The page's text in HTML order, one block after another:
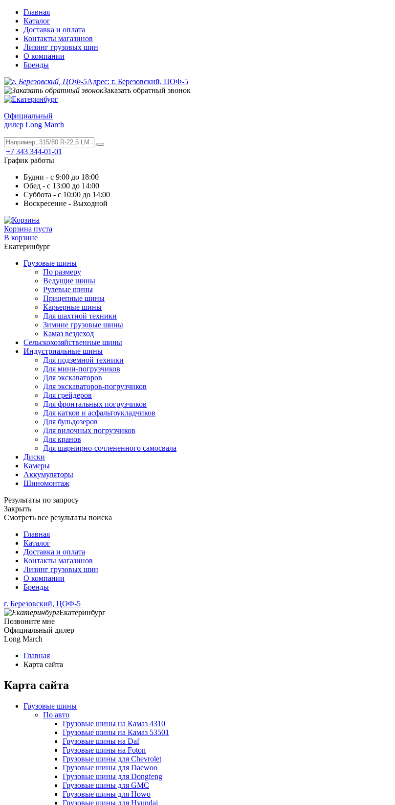
Главная
Каталог
Доставка и оплата
Контакты магазинов
Лизинг грузовых шин
О компании
Бренды
Адрес: г. Березовский, ЦОФ-5
Заказать обратный звонок
Официальный
дилер Long March
+7 343 344-01-01
График работы
Будни - с 9:00 до 18:00
Обед - с 13:00 до 14:00
Суббота - с 10:00 до 14:00
Воскресение - Выходной
Корзина пуста
В корзине
Екатеринбург
Грузовые шины
По размеру
Ведущие шины
Рулевые шины
Прицепные шины
Карьерные шины
Для шахтной техники
Зимние грузовые шины
Камаз вездеход
Сельскохозяйственные шины
Индустриальные шины
Для подземной техники
Для мини-погрузчиков
Для экскаваторов
Для экскаваторов-погрузчиков
Для грейдеров
Для фронтальных погрузчиков
Для катков и асфальтоукладчиков
Для бульдозеров
Для вилочных погрузчиков
Для кранов
Для шарнирно-сочлененного самосвала
Диски
Камеры
Аккумуляторы
Шиномонтаж
Результаты по запросу
Закрыть
Смотреть все результаты поиска
Главная
Каталог
Доставка и оплата
Контакты магазинов
Лизинг грузовых шин
О компании
Бренды
г. Березовский, ЦОФ-5
Екатеринбург
Позвоните мне
Официальный дилер
Long March
Главная
Карта сайта
Карта сайта
Грузовые шины
По авто
Грузовые шины на Камаз 4310
Грузовые шины на Камаз 53501
Грузовые шины на Daf
Грузовые шины на Foton
Грузовые шины для Chevrolet
Грузовые шины для Daewoo
Грузовые шины для Dongfeng
Грузовые шины для GMC
Грузовые шины для Howo
Грузовые шины для Hyundai